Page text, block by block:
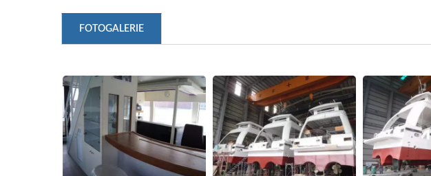
FOTOGALERIE